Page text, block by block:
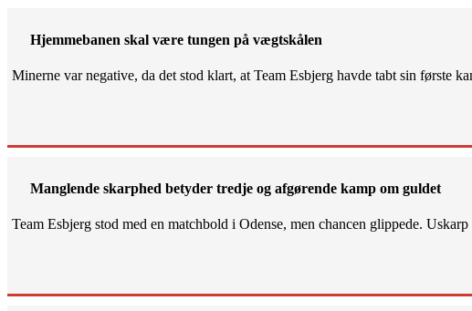
Hjemmebanen skal være tungen på vægtskålen
Minerne var negative, da det stod klart, at Team Esbjerg havde tabt sin første
Manglende skarphed betyder tredje og afgørende kamp om guldet
Team Esbjerg stod med en matchbold i Odense, men chancen glippede.